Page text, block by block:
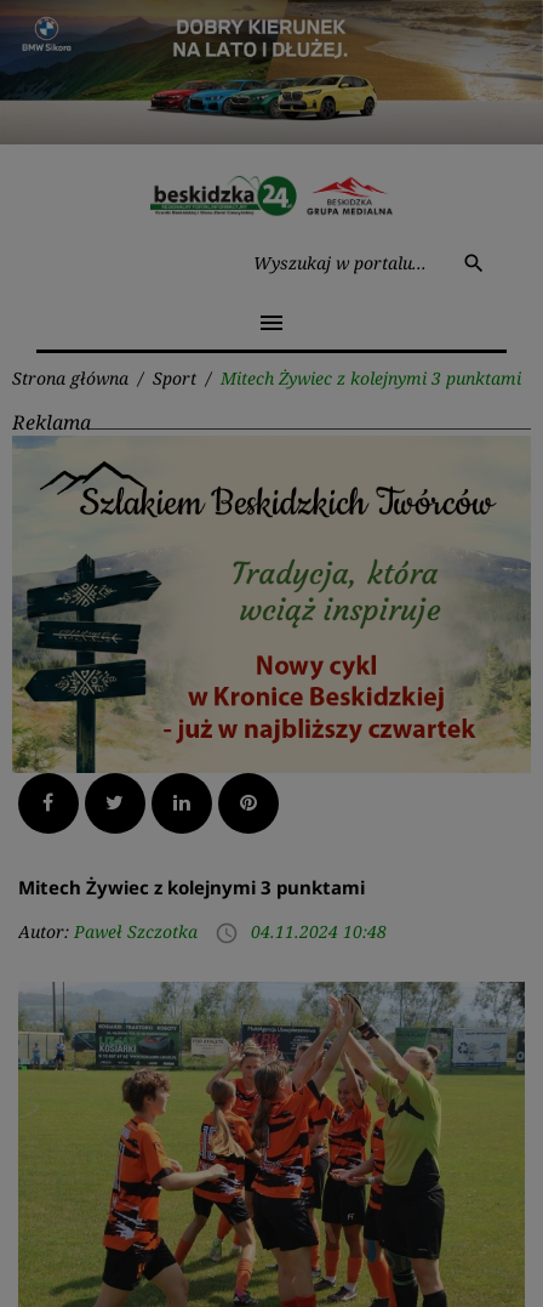
Przejdź
treści
search
menu
Strona główna / Sport / Mitech Żywiec z kolejnymi 3 punktami
Reklama
Facebook Twitter LinkedInPinterest
Mitech Żywiec z kolejnymi 3 punktami
Autor: Paweł Szczotka access_time 04.11.2024 10:48